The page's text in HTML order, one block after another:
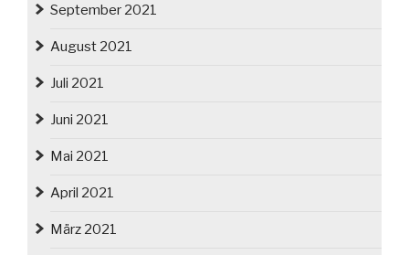
September 2021
August 2021
Juli 2021
Juni 2021
Mai 2021
April 2021
März 2021